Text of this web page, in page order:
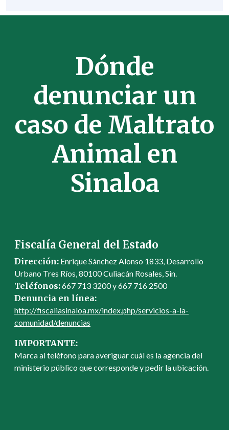
Dónde
denunciar un
caso de Maltrato
Animal en
Sinaloa
Fiscalía General del Estado
Dirección: Enrique Sánchez Alonso 1833, Desarrollo
Urbano Tres Ríos, 80100 Culiacán Rosales, Sin.
Teléfonos:667 713 3200 y 667 716 2500
Denuncia en línea:
http://fiscaliasinaloa.mx/index.php/servicios-a-la-
comunidad/denuncias
IMPORTANTE:
Marca al teléfono para averiguar cuál es la agencia del
ministerio público que corresponde y pedir la ubicación.